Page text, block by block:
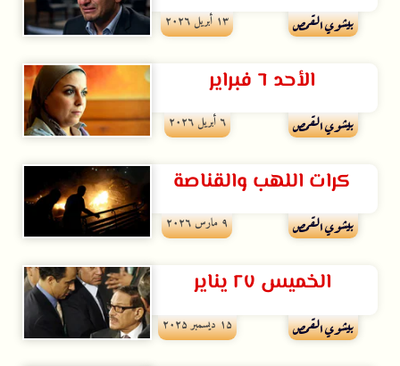
بيشوي القمص ۱۳ أبريل ۲۰۲٦
الأحد ٦ فبراير
بيشوي القمص ٦ أبريل ۲۰۲٦
كرات اللهب والقناصة
بيشوي القمص ۹ مارس ۲۰۲٦
الخميس ٢٧ يناير
بيشوي القمص ۱۵ ديسمبر ۲۰۲۵